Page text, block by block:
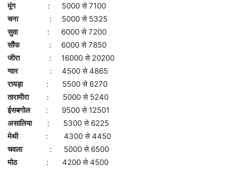
मूंग: 5000 से 7100
चना : 5000 से 5325
सुवा : 6000 से 7200
सौंफ
: 6000 से 7850
जीरा : 16000 से 20200
ग्वार
: 4500 से 4865
रायड़ा : 5500 से 6270
तारामीरा: 5000 से 5240
ईसबगोल
: 9500 से 12501
असालिया : 5300 से 6225
मेथी : 4300 से 4450
चवला : 5000 से 6500
मोठ
: 4200 से 4500